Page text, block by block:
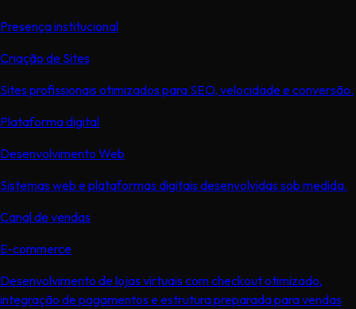
Presença institucional
Criação de Sites
Sites profissionais otimizados para SEO, velocidade e conversão.
Plataforma digital
Desenvolvimento Web
Sistemas web e plataformas digitais desenvolvidas sob medida.
Canal de vendas
E-commerce
Desenvolvimento de lojas virtuais com checkout otimizado,
integração de pagamentos e estrutura preparada para vendas